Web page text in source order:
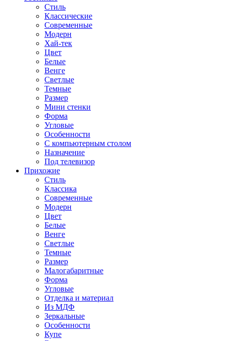
Стиль
Классические
Современные
Модерн
Хай-тек
Цвет
Белые
Венге
Светлые
Темные
Размер
Мини стенки
Форма
Угловые
Особенности
С компьютерным столом
Назначение
Под телевизор
Прихожие
Стиль
Классика
Современные
Модерн
Цвет
Белые
Венге
Светлые
Темные
Размер
Малогабаритные
Форма
Угловые
Отделка и материал
Из МДФ
Зеркальные
Особенности
Купе